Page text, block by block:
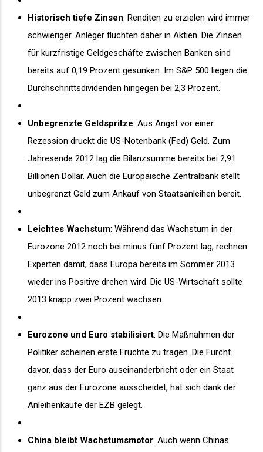
Historisch tiefe Zinsen: Renditen zu erzielen wird immer
schwieriger. Anleger flüchten daher in Aktien. Die Zinsen
für kurzfristige Geldgeschäfte zwischen Banken sind
bereits auf 0,19 Prozent gesunken. Im S&P 500 liegen die
Durchschnittsdividenden hingegen bei 2,3 Prozent.
Unbegrenzte Geldspritze: Aus Angst vor einer
Rezession druckt die US-Notenbank (Fed) Geld. Zum
Jahresende 2012 lag die Bilanzsumme bereits bei 2,91
Billionen Dollar. Auch die Europäische Zentralbank stellt
unbegrenzt Geld zum Ankauf von Staatsanleihen bereit.
Leichtes Wachstum: Während das Wachstum in der
Eurozone 2012 noch bei minus fünf Prozent lag, rechnen
Experten damit, dass Europa bereits im Sommer 2013
wieder ins Positive drehen wird. Die US-Wirtschaft sollte
2013 knapp zwei Prozent wachsen.
Eurozone und Euro stabilisiert: Die Maßnahmen der
Politiker scheinen erste Früchte zu tragen. Die Furcht
davor, dass der Euro auseinanderbricht oder ein Staat
ganz aus der Eurozone ausscheidet, hat sich dank der
Anleihenkäufe der EZB gelegt.
China bleibt Wachstumsmotor: Auch wenn Chinas